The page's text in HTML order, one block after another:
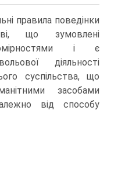
правила поведінки
що зумовлені
і є
діяльності
суспільства, що
засобами
від способу